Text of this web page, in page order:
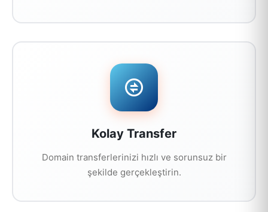
Kolay Transfer
Domain transferlerinizi hızlı ve sorunsuz bir
şekilde gerçekleştirin.